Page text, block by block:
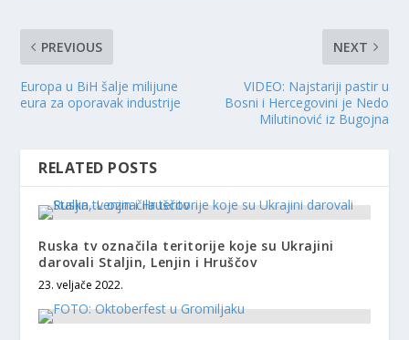
PREVIOUS
Europa u BiH šalje milijune
eura za oporavak industrije
NEXT
VIDEO: Najstariji pastir u
Bosni i Hercegovini je Nedo
Milutinović iz Bugojna
RELATED POSTS
Ruska tv označila teritorije koje su Ukrajini
darovali Staljin, Lenjin i Hruščov
23. veljače 2022.